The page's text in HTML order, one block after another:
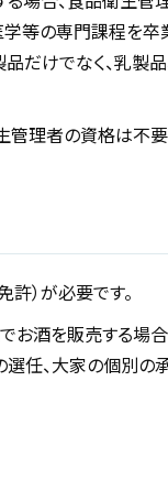
等の専門課程を
だけでなく、乳
理者の資格は不要
）が必要です。
お酒を販売する
任、大家の個別の